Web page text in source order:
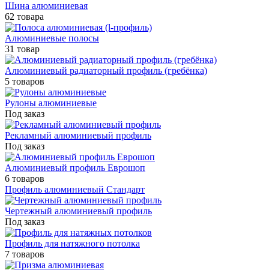
Шина алюминиевая
62 товара
Алюминиевые полосы
31 товар
Алюминиевый радиаторный профиль (гребёнка)
5 товаров
Рулоны алюминиевые
Под заказ
Рекламный алюминиевый профиль
Под заказ
Алюминиевый профиль Еврошоп
6 товаров
Профиль алюминиевый Стандарт
Чертежный алюминиевый профиль
Под заказ
Профиль для натяжного потолка
7 товаров